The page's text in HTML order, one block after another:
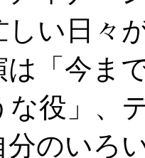
しい日々
は「今ま
な役」、
分のいろ